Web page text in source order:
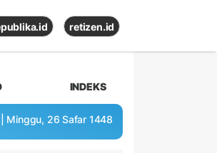
retizen.id
INDEKS
| Minggu, 26 Safar 1448